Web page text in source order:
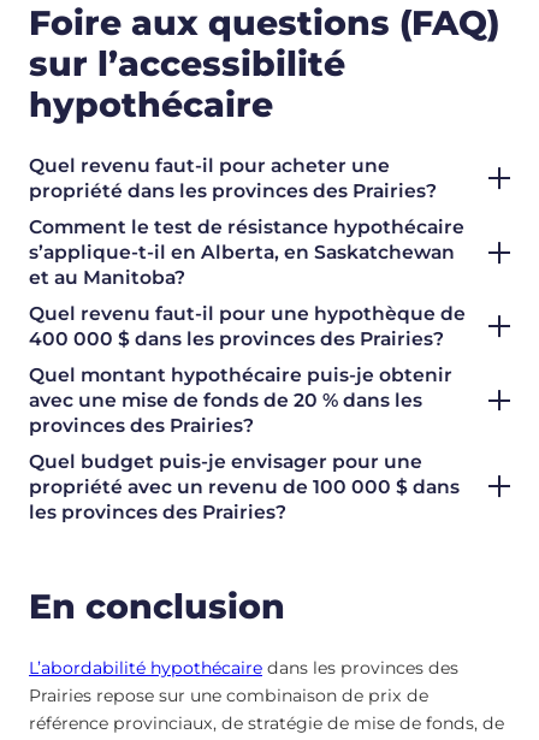
Foire aux questions (FAQ)
sur l’accessibilité
hypothécaire
Quel revenu faut-il pour acheter une
propriété dans les provinces des Prairies?
Comment le test de résistance hypothécaire
s’applique-t-il en Alberta, en Saskatchewan
et au Manitoba?
Quel revenu faut-il pour une hypothèque de
400 000 $ dans les provinces des Prairies?
Quel montant hypothécaire puis-je obtenir
avec une mise de fonds de 20 % dans les
provinces des Prairies?
Quel budget puis-je envisager pour une
propriété avec un revenu de 100 000 $ dans
les provinces des Prairies?
En conclusion
L’abordabilité hypothécaire dans les provinces des
Prairies repose sur une combinaison de prix de
référence provinciaux, de stratégie de mise de fonds, de